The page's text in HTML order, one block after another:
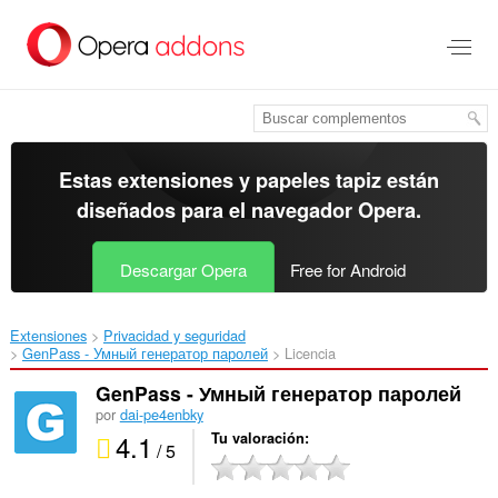
contenido
Estas extensiones y papeles tapiz están
diseñados para el navegador Opera.
Descargar Opera Free for Android
Extensiones
Privacidad y seguridad
GenPass - Умный генератор паролей‎
Licencia
GenPass - Умный генератор паролей
por dai-pe4enbky
4.1 / 5 Tu valoración